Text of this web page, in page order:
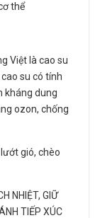
thể
Việt là cao su
su có tính
kháng dung
ozon, chống
gió, chèo
NHIỆT, GIỮ
TIẾP XÚC